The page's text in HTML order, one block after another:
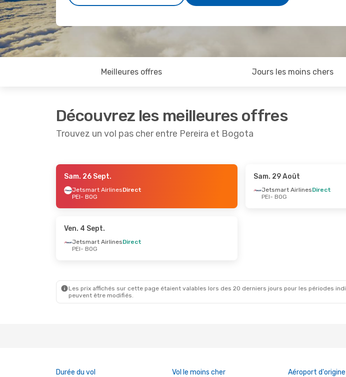
Meilleures offres Jours les moins chers
Découvrez les meilleures offres
Trouvez un vol pas cher entre Pereira et Bogota
- Jeu. 3 Sept.
Direct
Direct
Sam. 26 Sept.
Jetsmart AirlinesDirect
PEI- BOG
Sam. 29 Août
Jetsmart AirlinesDirect
PEI- BOG
Ven. 4 Sept.
Jetsmart AirlinesDirect
PEI- BOG
Les prix affichés sur cette page étaient valables lors des 20 derniers jours pour les périodes
peuvent être modifiés.
Durée du vol Vol le moins cher Aéroport d'origine